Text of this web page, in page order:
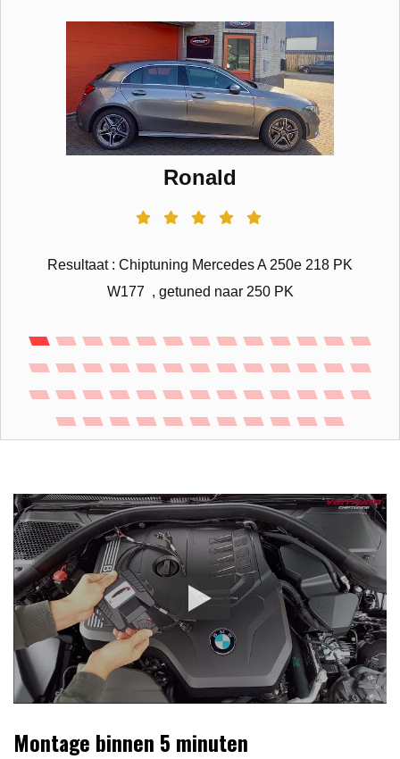
Ronald
Resultaat : Chiptuning Mercedes A 250e 218 PK
W177 , getuned naar 250 PK
Montage binnen 5 minuten